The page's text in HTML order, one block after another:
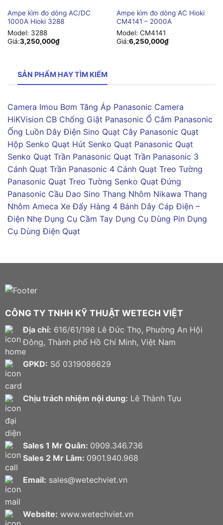
Ampe kìm đo dòng AC/DC
1000A Hioki 3288
Model: 3288
Giá:3,250,000₫
Ampe kìm đo dòng AC Hioki
CM4141 – 2000A
Model: CM4141
Giá:6,250,000₫
SẢN PHẨM HAY TÌM KIẾM
Camera Imou Bơm Tăng Áp Panasonic Camera
HiKVision CB Chống Giật Panasonic Ổ Cắm Panasonic
Ống Luồn Dây Điện Sino Quạt Cây Panasonic Quạt
Hộp Senko Quạt Hút Senko Quạt Panasonic Quạt
Senko Quạt Trần Panasonic Quạt Trần Panasonic 3
Cánh Quạt Trần Panasonic 4 Cánh Quạt Treo Tường
Panasonic Quạt Treo Tường Senko Quạt Đứng
Panasonic Cầu Dao Sino Thang Nhôm Nikawa Thang
Nhôm Ameca Xe Đẩy Hàng 4 Bánh Dây Cáp Điện –
Điện Nhẹ Dụng Cụ Cầm Tay Dụng Cụ Dùng Pin Dụng
Cụ Dùng Điện Quạt
CÔNG TY TNHH KỸ THUẬT WETECH VIỆT
Địa chỉ: 616/61/198 Lê Đức Thọ, Phường An Hội
Đông, Thành phố Hồ Chí Minh, Việt Nam
GPKD: Số 0319086629
Chịu trách nhiệm nội dung: Lê Thành Tựu
Sales 1 Mr Quân: 0909.346.736
Sales 2 Mr Lâm: 0901.940.968
Email: sales@wetechviet.vn
Website: www.wetechviet.vn